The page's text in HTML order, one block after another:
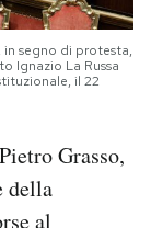
in segno di protesta,
Ignazio La Russa
il 22
Grasso,
della
al